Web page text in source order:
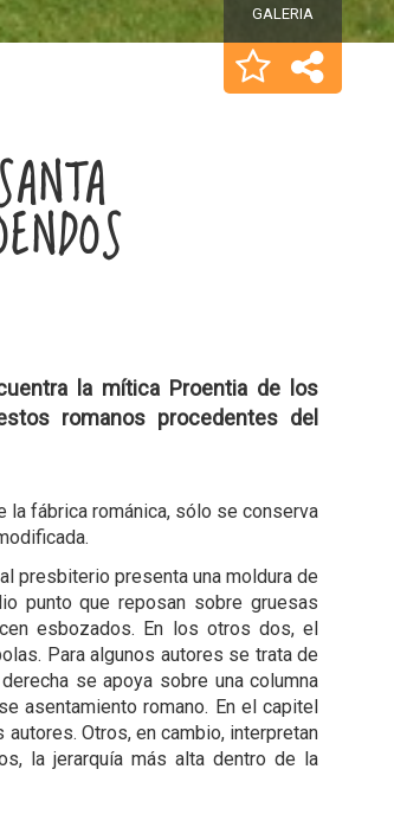
GALERIA
la mítica Proentia de los
romanos procedentes del
fábrica románica, sólo se conserva
presbiterio presenta una moldura de
punto que reposan sobre gruesas
esbozados. En los otros dos, el
Para algunos autores se trata de
se apoya sobre una columna
asentamiento romano. En el capitel
Otros, en cambio, interpretan
la jerarquía más alta dentro de la